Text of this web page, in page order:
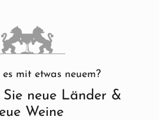
mit etwas neuem?
Sie neue Länder &
Weine